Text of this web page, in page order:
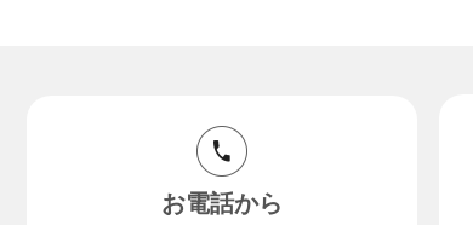
お電話から